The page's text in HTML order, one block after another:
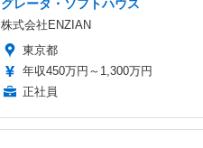
グレータ・ソフトハウス
株式会社ENZIAN
東京都
年収450万円～1,300万円
正社員